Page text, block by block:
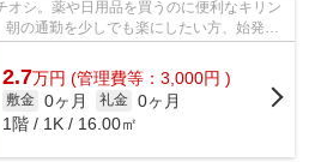
オシ。薬や日用品を買うのに便利なキリン
の通勤を少しでも楽にしたい方、始発駅
景色...
2.7万円 (管理費等：3,000円 )
敷金 0ヶ月 礼金 0ヶ月
1階 / 1K / 16.00㎡